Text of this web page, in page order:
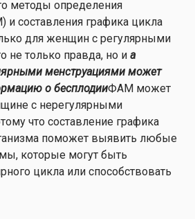
методы определения
и составления графика цикла
для женщин с регулярными
не только правда, но и a
менструациями может
о бесплодииФАМ может
с нерегулярными
что составление графика
поможет выявить любые
которые могут быть
цикла или способствовать